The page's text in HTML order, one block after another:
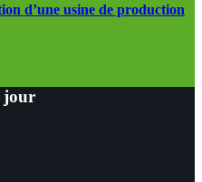
d’une usine de production
jour